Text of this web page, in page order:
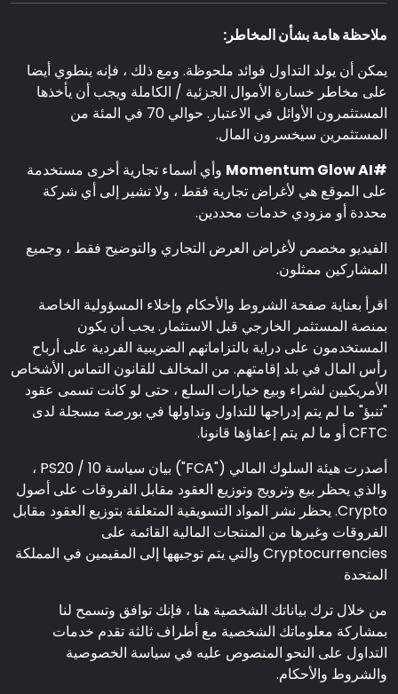
ملاحظة هامة بشأن المخاطر:
يمكن أن يولد التداول فوائد ملحوظة. ومع ذلك ، فإنه ينطوي أيضا
على مخاطر خسارة الأموال الجزئية / الكاملة ويجب أن يأخذها
المستثمرون الأوائل في الاعتبار. حوالي 70 في المئة من
المستثمرين سيخسرون المال.
#Momentum Glow AI
وأي أسماء تجارية أخرى مستخدمة
على الموقع هي لأغراض تجارية فقط ، ولا تشير إلى أي شركة
محددة أو مزودي خدمات محددين.
الفيديو مخصص لأغراض العرض التجاري والتوضيح فقط ، وجميع
المشاركين ممثلون.
اقرأ بعناية صفحة الشروط والأحكام وإخلاء المسؤولية الخاصة
بمنصة المستثمر الخارجي قبل الاستثمار. يجب أن يكون
المستخدمون على دراية بالتزاماتهم الضريبية الفردية على أرباح
رأس المال في بلد إقامتهم. من المخالف للقانون التماس الأشخاص
الأمريكيين لشراء وبيع خيارات السلع ، حتى لو كانت تسمى عقود
"تنبؤ" ما لم يتم إدراجها للتداول وتداولها في بورصة مسجلة لدى
CFTC أو ما لم يتم إعفاؤها قانونا.
أصدرت هيئة السلوك المالي ("FCA") بيان سياسة PS20 / 10 ،
والذي يحظر بيع وترويج وتوزيع العقود مقابل الفروقات على أصول
Crypto. يحظر نشر المواد التسويقية المتعلقة بتوزيع العقود مقابل
الفروقات وغيرها من المنتجات المالية القائمة على
Cryptocurrencies والتي يتم توجيهها إلى المقيمين في المملكة
المتحدة
من خلال ترك بياناتك الشخصية هنا ، فإنك توافق وتسمح لنا
بمشاركة معلوماتك الشخصية مع أطراف ثالثة تقدم خدمات
التداول على النحو المنصوص عليه في سياسة الخصوصية
والشروط والأحكام.